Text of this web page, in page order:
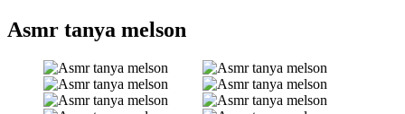
Asmr tanya melson